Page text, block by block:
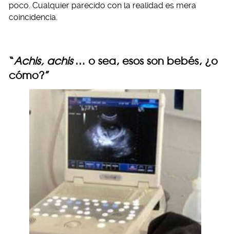
poco. Cualquier parecido con la realidad es mera
coincidencia.
“Achis, achis … o sea, esos son bebés, ¿o
cómo?”